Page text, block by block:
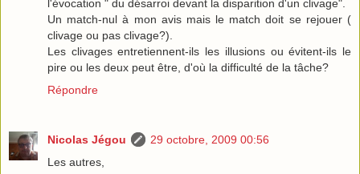
l'évocation " du désarroi devant la disparition d'un clivage".
Un match-nul à mon avis mais le match doit se rejouer (
clivage ou pas clivage?).
Les clivages entretiennent-ils les illusions ou évitent-ils le
pire ou les deux peut être, d'où la difficulté de la tâche?
Répondre
Nicolas Jégou
29 octobre, 2009 00:56
Les autres,